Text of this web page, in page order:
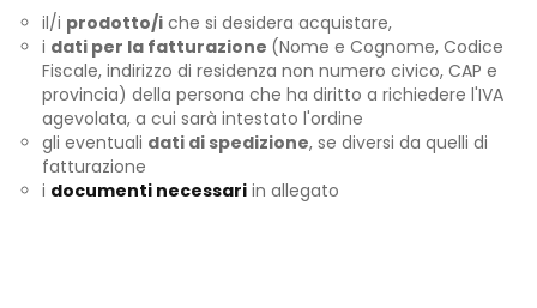
il/i prodotto/i che si desidera acquistare,
i dati per la fatturazione (Nome e Cognome, Codice
Fiscale, indirizzo di residenza non numero civico, CAP e
provincia) della persona che ha diritto a richiedere l'IVA
agevolata, a cui sarà intestato l'ordine
gli eventuali dati di spedizione, se diversi da quelli di
fatturazione
i documenti necessari in allegato